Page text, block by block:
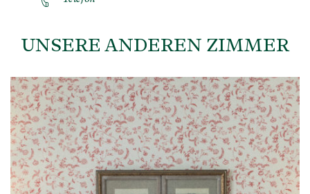
UNSERE ANDEREN ZIMMER